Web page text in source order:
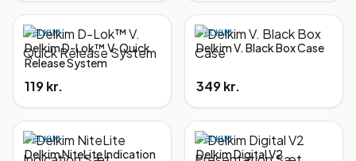
DELKIM
Delkim D-Lok™ V. Quick
Release System
119 kr.
DELKIM
Delkim V. Black Box Case
349 kr.
DELKIM
Delkim NiteLite Indication
DELKIM
Delkim Digital V2